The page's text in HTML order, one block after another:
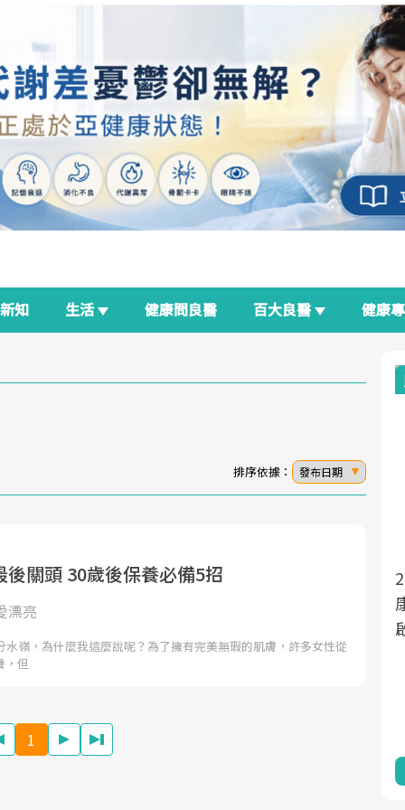
新知 生活 健康問良醫 百大良醫 健康
排序依據： 發布日期
後關頭 30歲後保養必備5招
漂亮
水嶺，為什麼我這麼說呢？為了擁有完美無瑕的肌膚，許多女性從
，但
1
面對超高齡社會的浪潮，台灣正在快速邁
的推進，「預防醫學」已成全民關注的核
康管理的重要起點。